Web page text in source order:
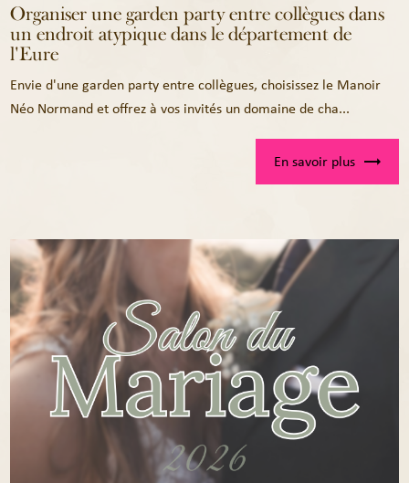
Organiser une garden party entre collègues dans
un endroit atypique dans le département de
l'Eure
Envie d'une garden party entre collègues, choisissez le Manoir
Néo Normand et offrez à vos invités un domaine de cha...
En savoir plus